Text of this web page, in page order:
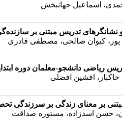
اسماعیل جهانبخش
نشانگرهای تدریس مبتنی بر
کیوان صالحی، مصطفی قادری
ریاضی دانشجو-معلمان دوره
افشین افضلی
بر معنای زندگی بر سرزندگی
حسن اسدزاده، مستوره صداقت